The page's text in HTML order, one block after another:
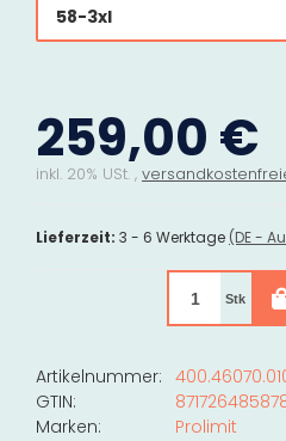
58-3xl
259,00 €
inkl. 20% USt. ,
Lieferzeit: 3 - 6 Werktage (DE -
Stk
Artikelnummer:
GTIN:
Marken:
Prolimit